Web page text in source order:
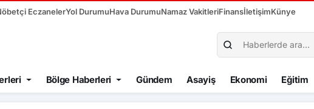
EczanelerYol DurumuHava DurumuNamaz VakitleriFinansİletişimKünye
Bölge Haberleri Gündem Asayiş Ekonomi Eğitim